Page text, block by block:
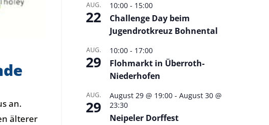
an.
älterer
AUG.
22
10:00 - 15:00
Challenge Day beim
Jugendrotkreuz Bohnental
AUG.
29
10:00 - 17:00
Flohmarkt in Überroth-
Niederhofen
AUG.
29
August 29 @ 19:00 - August 30 @
23:30
Neipeler Dorffest